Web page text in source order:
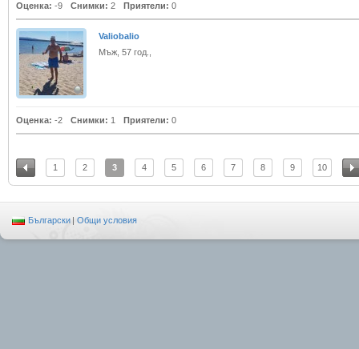
Оценка: -9 Снимки: 2 Приятели: 0
Valiobalio
Мъж, 57 год.,
Оценка: -2 Снимки: 1 Приятели: 0
1 2 3 4 5 6 7 8 9 10
Български | Общи условия